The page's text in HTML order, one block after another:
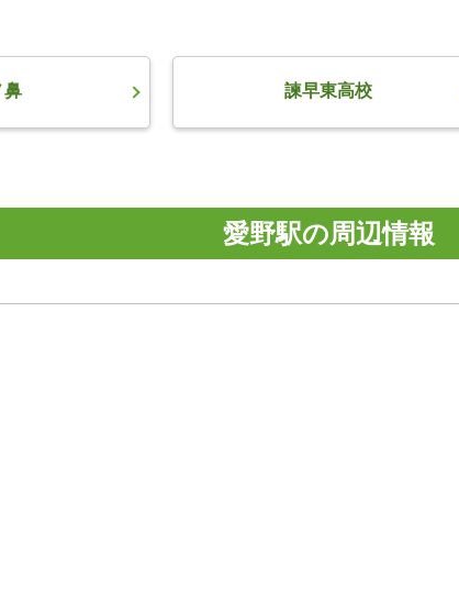
鼻 諫早東高校
愛野駅の周辺情報